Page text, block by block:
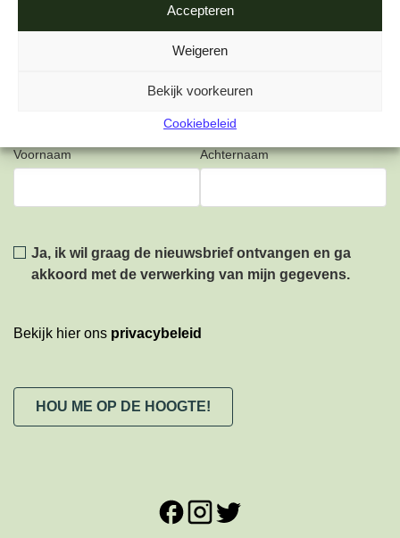
Accepteren
Weigeren
Bekijk voorkeuren
Cookiebeleid
Voornaam Achternaam
Privacy
Ja, ik wil graag de nieuwsbrief ontvangen en ga
akkoord met de verwerking van mijn gegevens.
Bekijk hier ons privacybeleid